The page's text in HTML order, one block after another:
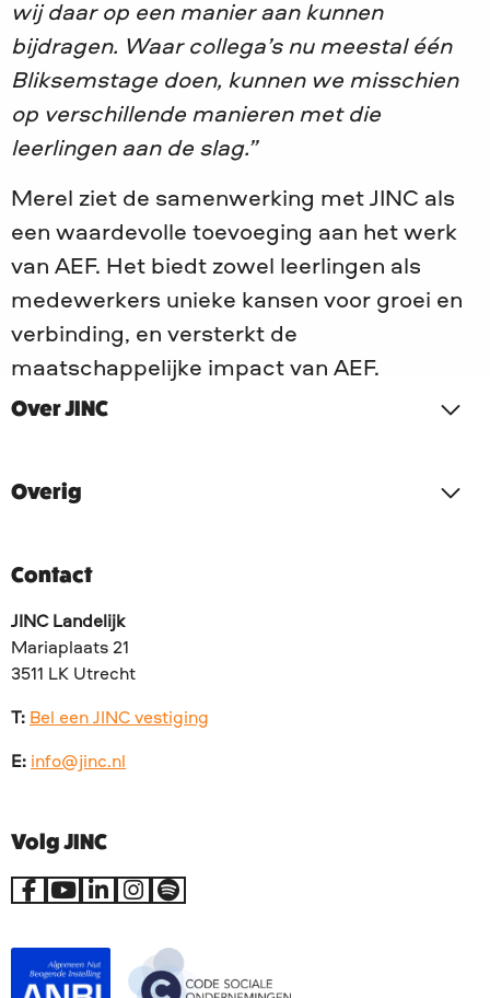
wij daar op een manier aan kunnen
bijdragen. Waar collega’s nu meestal één
Bliksemstage doen, kunnen we misschien
op verschillende manieren met die
leerlingen aan de slag.”
Merel ziet de samenwerking met JINC als
een waardevolle toevoeging aan het werk
van AEF. Het biedt zowel leerlingen als
medewerkers unieke kansen voor groei en
verbinding, en versterkt de
maatschappelijke impact van AEF.
Over JINC
Overig
Contact
JINC Landelijk
Mariaplaats 21
3511 LK Utrecht
T: Bel een JINC vestiging
E: info@jinc.nl
Volg JINC
Ga
Facebook
Ga
YouTube
Ga
LinkedIn
Ga
Instagram
Go
Spotify